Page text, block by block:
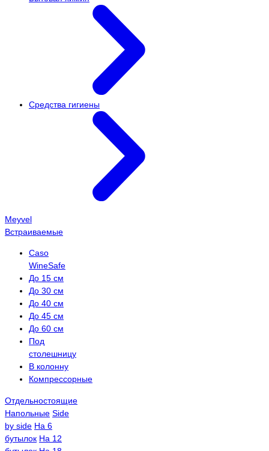
Средства гигиены
Meyvel
Встраиваемые
Caso
WineSafe
До 15 см
До 30 см
До 40 см
До 45 см
До 60 см
Под
столешницу
В колонну
Компрессорные
Отдельностоящие
Напольные Side
by side На 6
бутылок На 12